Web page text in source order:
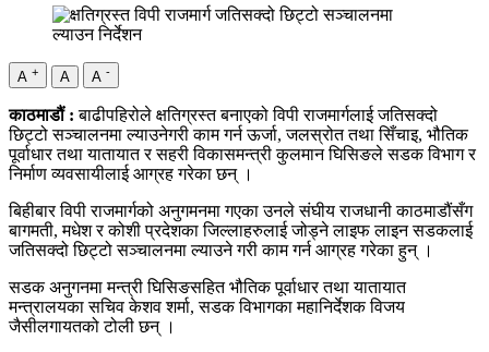
A + A A -
काठमाडौं : बाढीपहिरोले क्षतिग्रस्त बनाएको विपी राजमार्गलाई जतिसक्दो
छिट्टो सञ्चालनमा ल्याउनेगरी काम गर्न ऊर्जा, जलस्रोत तथा सिँचाइ, भौतिक
पूर्वाधार तथा यातायात र सहरी विकासमन्त्री कुलमान घिसिङले सडक विभाग र
निर्माण व्यवसायीलाई आग्रह गरेका छन् ।
बिहीबार विपी राजमार्गको अनुगमनमा गएका उनले संघीय राजधानी काठमाडौंसँग
बागमती, मधेश र कोशी प्रदेशका जिल्लाहरुलाई जोड्ने लाइफ लाइन सडकलाई
जतिसक्दो छिट्टो सञ्चालनमा ल्याउने गरी काम गर्न आग्रह गरेका हुन् ।
सडक अनुगनमा मन्त्री घिसिङसहित भौतिक पूर्वाधार तथा यातायात
मन्त्रालयका सचिव केशव शर्मा, सडक विभागका महानिर्देशक विजय
जैसीलगायतको टोली छन् ।